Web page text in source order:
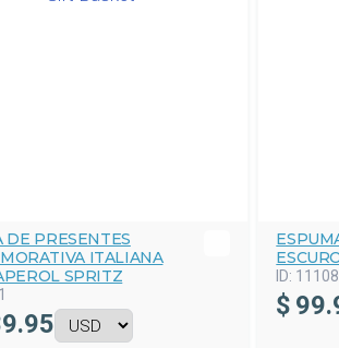
DE PRESENTES
ITALIANA
SPRITZ
ID: 11108
$